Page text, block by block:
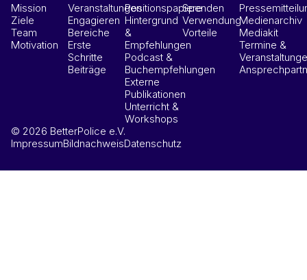
Mission
Ziele
Team
Motivation
Veranstaltungen
Engagieren
Bereiche
Erste
Schritte
Beiträge
Positionspapiere
Hintergrund
&
Empfehlungen
Podcast &
Buchempfehlungen
Externe
Publikationen
Unterricht &
Workshops
Spenden
Verwendung
Vorteile
Medienarchiv
Mediakit
Termine &
© 2026 BetterPolice e.V.
ImpressumBildnachweisDatenschutz